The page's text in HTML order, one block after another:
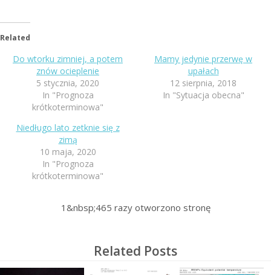
Related
Do wtorku zimniej, a potem
znów ocieplenie
5 stycznia, 2020
In "Prognoza
krótkoterminowa"
Mamy jedynie przerwę w
upałach
12 sierpnia, 2018
In "Sytuacja obecna"
Niedługo lato zetknie się z
zimą
10 maja, 2020
In "Prognoza
krótkoterminowa"
1&nbsp;465 razy otworzono stronę
Related Posts